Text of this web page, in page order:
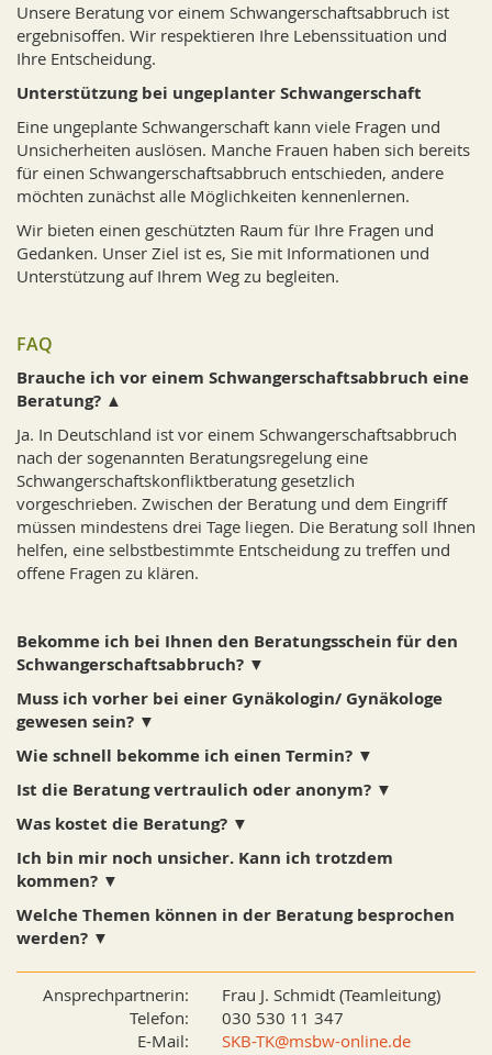
Unsere Beratung vor einem Schwangerschaftsabbruch ist
ergebnisoffen. Wir respektieren Ihre Lebenssituation und
Ihre Entscheidung.
Unterstützung bei ungeplanter Schwangerschaft
Eine ungeplante Schwangerschaft kann viele Fragen und
Unsicherheiten auslösen. Manche Frauen haben sich bereits
für einen Schwangerschaftsabbruch entschieden, andere
möchten zunächst alle Möglichkeiten kennenlernen.
Wir bieten einen geschützten Raum für Ihre Fragen und
Gedanken. Unser Ziel ist es, Sie mit Informationen und
Unterstützung auf Ihrem Weg zu begleiten.
FAQ
Brauche ich vor einem Schwangerschaftsabbruch eine
Beratung?
Ja. In Deutschland ist vor einem Schwangerschaftsabbruch
nach der sogenannten Beratungsregelung eine
Schwangerschaftskonfliktberatung gesetzlich
vorgeschrieben. Zwischen der Beratung und dem Eingriff
müssen mindestens drei Tage liegen. Die Beratung soll Ihnen
helfen, eine selbstbestimmte Entscheidung zu treffen und
offene Fragen zu klären.
Bekomme ich bei Ihnen den Beratungsschein für den
Schwangerschaftsabbruch?
Muss ich vorher bei einer Gynäkologin/ Gynäkologe
gewesen sein?
Wie schnell bekomme ich einen Termin?
Ist die Beratung vertraulich oder anonym?
Was kostet die Beratung?
Ich bin mir noch unsicher. Kann ich trotzdem
kommen?
Welche Themen können in der Beratung besprochen
werden?
Ansprechpartnerin:
Frau J. Schmidt (Teamleitung)
Telefon:
030 530 11 347
E-Mail:
SKB-TK@msbw-online.de